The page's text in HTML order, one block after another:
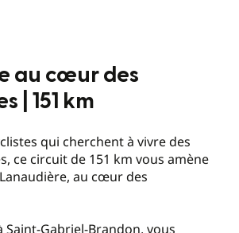
au cœur des
| 151 km
qui cherchent à vivre des
ce circuit de 151 km vous amène
au cœur des
Saint-Gabriel-Brandon, vous